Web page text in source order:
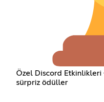
Özel Discord Etkinlikleri
sürpriz ödüller